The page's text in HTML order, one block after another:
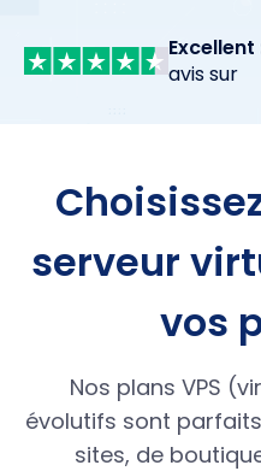
Excellent
avis sur
serveur
vos
Nos plans VPS
évolutifs sont
sites, de